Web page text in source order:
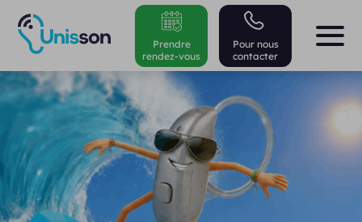
Pour nous
contacter
Prendre
rendez-vous